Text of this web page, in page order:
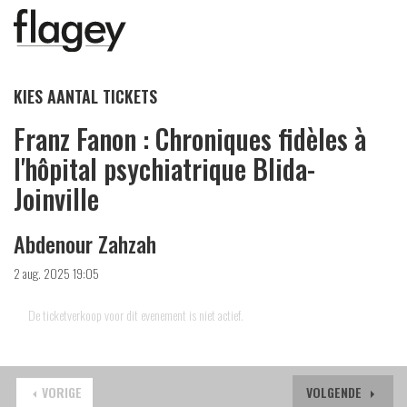
KIES AANTAL TICKETS
Franz Fanon : Chroniques fidèles à
l'hôpital psychiatrique Blida-
Joinville
Abdenour Zahzah
2 aug. 2025 19:05
De ticketverkoop voor dit evenement is niet actief.
VOLGENDE
VORIGE